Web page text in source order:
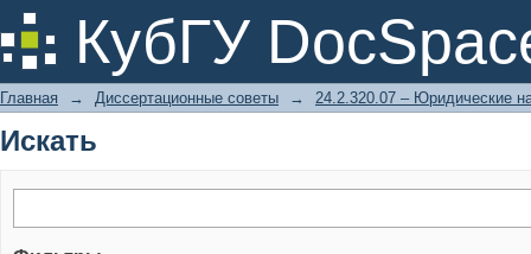
КубГУ
Искать
Главная → Диссертационные советы → 24.2.320.07 – Юридические
Искать